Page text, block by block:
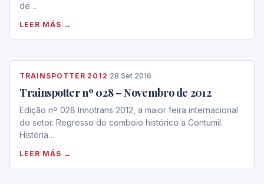
de…
LEER MÁS →
TRAINSPOTTER 2012 ·28 Set 2016
Trainspotter nº 028 – Novembro de 2012
Edição nº 028 Innotrans 2012, a maior feira internacional
do setor. Regresso do comboio histórico a Contumil.
História…
LEER MÁS →